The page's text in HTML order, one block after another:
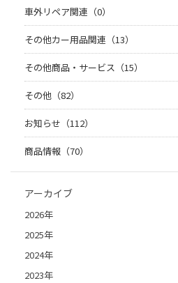
車外リペア関連（0）
その他カー用品関連（13）
その他商品・サービス（15）
その他（82）
お知らせ（112）
商品情報（70）
アーカイブ
2026年
2025年
2024年
2023年